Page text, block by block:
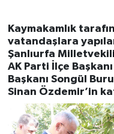
Kaymakamlık
vatandaşlara
Şanlıurfa
AK Parti İlçe
Başkanı Songül
Sinan Özdemir’in